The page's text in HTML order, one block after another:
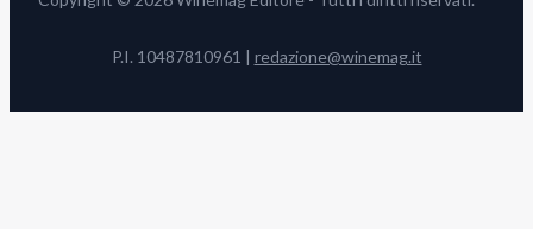
P.I. 10487810961 | redazione@winemag.it